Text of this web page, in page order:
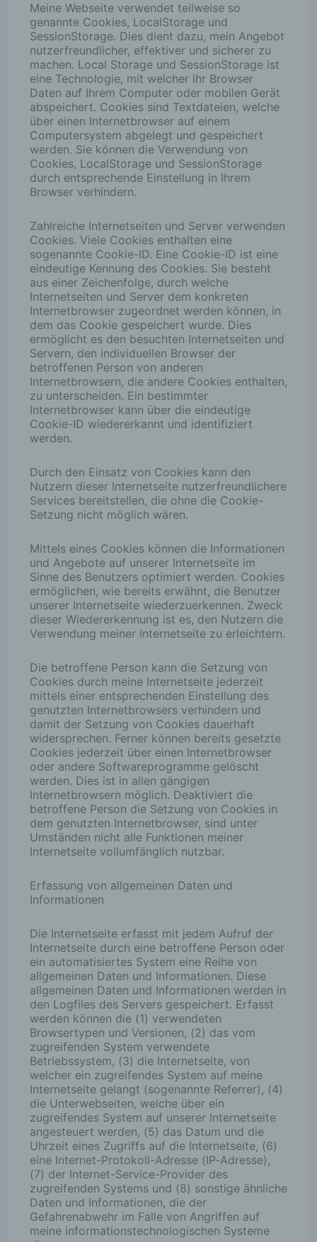
Meine Webseite verwendet teilweise so
genannte Cookies, LocalStorage und
SessionStorage. Dies dient dazu, mein Angebot
nutzerfreundlicher, effektiver und sicherer zu
machen. Local Storage und SessionStorage ist
eine Technologie, mit welcher ihr Browser
Daten auf Ihrem Computer oder mobilen Gerät
abspeichert. Cookies sind Textdateien, welche
über einen Internetbrowser auf einem
Computersystem abgelegt und gespeichert
werden. Sie können die Verwendung von
Cookies, LocalStorage und SessionStorage
durch entsprechende Einstellung in Ihrem
Browser verhindern.
Zahlreiche Internetseiten und Server verwenden
Cookies. Viele Cookies enthalten eine
sogenannte Cookie-ID. Eine Cookie-ID ist eine
eindeutige Kennung des Cookies. Sie besteht
aus einer Zeichenfolge, durch welche
Internetseiten und Server dem konkreten
Internetbrowser zugeordnet werden können, in
dem das Cookie gespeichert wurde. Dies
ermöglicht es den besuchten Internetseiten und
Servern, den individuellen Browser der
betroffenen Person von anderen
Internetbrowsern, die andere Cookies enthalten,
zu unterscheiden. Ein bestimmter
Internetbrowser kann über die eindeutige
Cookie-ID wiedererkannt und identifiziert
werden.
Durch den Einsatz von Cookies kann den
Nutzern dieser Internetseite nutzerfreundlichere
Services bereitstellen, die ohne die Cookie-
Setzung nicht möglich wären.
Mittels eines Cookies können die Informationen
und Angebote auf unserer Internetseite im
Sinne des Benutzers optimiert werden. Cookies
ermöglichen, wie bereits erwähnt, die Benutzer
unserer Internetseite wiederzuerkennen. Zweck
dieser Wiedererkennung ist es, den Nutzern die
Verwendung meiner Internetseite zu erleichtern.
Die betroffene Person kann die Setzung von
Cookies durch meine Internetseite jederzeit
mittels einer entsprechenden Einstellung des
genutzten Internetbrowsers verhindern und
damit der Setzung von Cookies dauerhaft
widersprechen. Ferner können bereits gesetzte
Cookies jederzeit über einen Internetbrowser
oder andere Softwareprogramme gelöscht
werden. Dies ist in allen gängigen
Internetbrowsern möglich. Deaktiviert die
betroffene Person die Setzung von Cookies in
dem genutzten Internetbrowser, sind unter
Umständen nicht alle Funktionen meiner
Internetseite vollumfänglich nutzbar.
Erfassung von allgemeinen Daten und
Informationen
Die Internetseite erfasst mit jedem Aufruf der
Internetseite durch eine betroffene Person oder
ein automatisiertes System eine Reihe von
allgemeinen Daten und Informationen. Diese
allgemeinen Daten und Informationen werden in
den Logfiles des Servers gespeichert. Erfasst
werden können die (1) verwendeten
Browsertypen und Versionen, (2) das vom
zugreifenden System verwendete
Betriebssystem, (3) die Internetseite, von
welcher ein zugreifendes System auf meine
Internetseite gelangt (sogenannte Referrer), (4)
die Unterwebseiten, welche über ein
zugreifendes System auf unserer Internetseite
angesteuert werden, (5) das Datum und die
Uhrzeit eines Zugriffs auf die Internetseite, (6)
eine Internet-Protokoll-Adresse (IP-Adresse),
(7) der Internet-Service-Provider des
zugreifenden Systems und (8) sonstige ähnliche
Daten und Informationen, die der
Gefahrenabwehr im Falle von Angriffen auf
meine informationstechnologischen Systeme